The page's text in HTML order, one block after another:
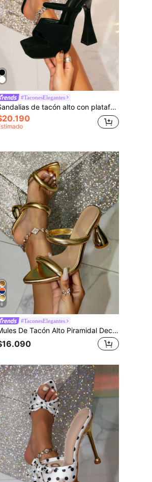
#TaconesElegantes
Sandalias de tacón alto con plataforma gruesa y tacón ancho, punta cuadrada, color negro, para fiesta, adecuadas para salir
6
#TaconesElegantes
Mules De Tacón Alto Piramidal Decoradas En Oro Para Mujer, Sandalias De Tacón Alto De Fiesta Glamorosas